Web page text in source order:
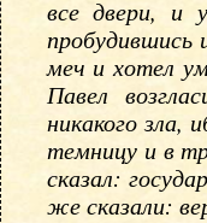
все двери, и
пробудившись
меч и хотел
Павел
никакого зла,
темницу и в
сказал:
же сказали: